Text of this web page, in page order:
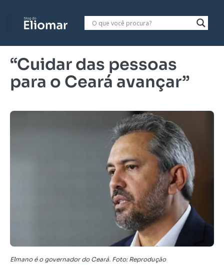
“Cuidar das pessoas
para o Ceará avançar”
Elmano é o governador do Ceará. Foto: Reprodução